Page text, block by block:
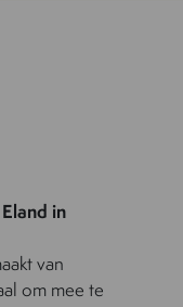
in
van
om mee te